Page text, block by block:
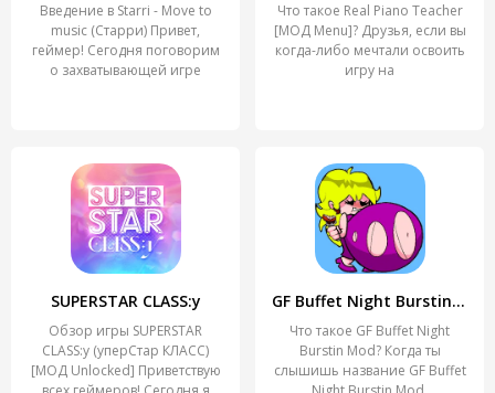
Введение в Starri - Move to
music (Старри) Привет,
геймер! Сегодня поговорим
о захватывающей игре
Что такое Real Piano Teacher
[МОД Menu]? Друзья, если вы
когда-либо мечтали освоить
игру на
SUPERSTAR CLASS:y
Обзор игры SUPERSTAR
CLASS:y (уперСтар КЛАСС)
[МОД Unlocked] Приветствую
GF Buffet Night Burstin Mod
Что такое GF Buffet Night
Burstin Mod? Когда ты
слышишь название GF Buffet